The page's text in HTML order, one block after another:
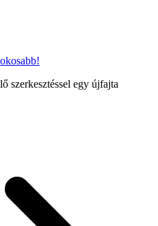
szerkesztéssel egy újfajta